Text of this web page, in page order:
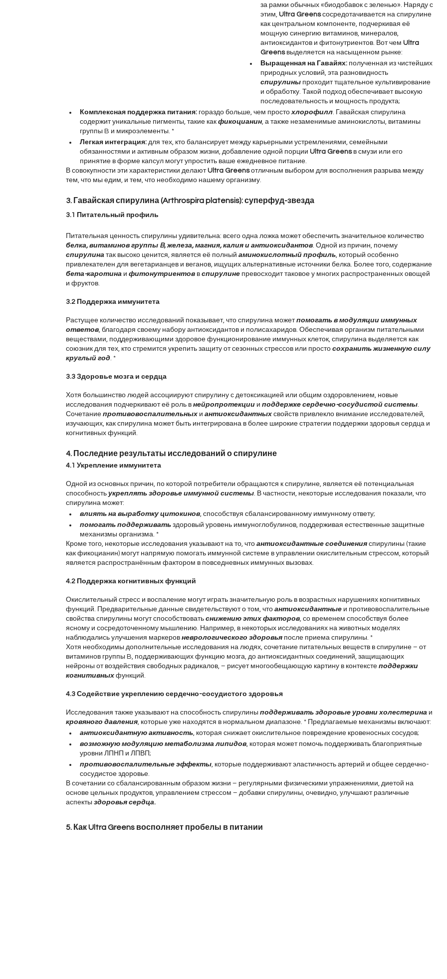
за рамки обычных «биодобавок с зеленью». Наряду с
этим, Ultra Greens сосредотачивается на спирулине
как центральном компоненте, подчеркивая её
мощную синергию витаминов, минералов,
антиоксидантов и фитонутриентов. Вот чем Ultra
Greens выделяется на насыщенном рынке:
Выращенная на Гавайях: полученная из чистейших
природных условий, эта разновидность
спирулины проходит тщательное культивирование
и обработку. Такой подход обеспечивает высокую
последовательность и мощность продукта;
Комплексная поддержка питания: гораздо больше, чем просто хлорофилл. Гавайская спирулина
содержит уникальные пигменты, такие как фикоцианин, а также незаменимые аминокислоты, витамины
группы B и микроэлементы. *
Легкая интеграция: для тех, кто балансирует между карьерными устремлениями, семейными
обязанностями и активным образом жизни, добавление одной порции Ultra Greens в смузи или его
принятие в форме капсул могут упростить ваше ежедневное питание.
В совокупности эти характеристики делают Ultra Greens отличным выбором для восполнения разрыва между
тем, что мы едим, и тем, что необходимо нашему организму.
3. Гавайская спирулина (Arthrospira platensis): суперфуд-звезда
3.1 Питательный профиль
Питательная ценность спирулины удивительна: всего одна ложка может обеспечить значительное количество
белка, витаминов группы B, железа, магния, калия и антиоксидантов. Одной из причин, почему
спирулина так высоко ценится, является её полный аминокислотный профиль, который особенно
привлекателен для вегетарианцев и веганов, ищущих альтернативные источники белка. Более того, содержание
бета-каротина и фитонутриентов в спирулине превосходит таковое у многих распространенных овощей
и фруктов.
3.2 Поддержка иммунитета
Растущее количество исследований показывает, что спирулина может помогать в модуляции иммунных
ответов, благодаря своему набору антиоксидантов и полисахаридов. Обеспечивая организм питательными
веществами, поддерживающими здоровое функционирование иммунных клеток, спирулина выделяется как
союзник для тех, кто стремится укрепить защиту от сезонных стрессов или просто сохранить жизненную силу
круглый год. *
3.3 Здоровье мозга и сердца
Хотя большинство людей ассоциируют спирулину с детоксикацией или общим оздоровлением, новые
исследования подчеркивают её роль в нейропротекции и поддержке сердечно-сосудистой системы.
Сочетание противовоспалительных и антиоксидантных свойств привлекло внимание исследователей,
изучающих, как спирулина может быть интегрирована в более широкие стратегии поддержки здоровья сердца и
когнитивных функций.
4. Последние результаты исследований о спирулине
4.1 Укрепление иммунитета
Одной из основных причин, по которой потребители обращаются к спирулине, является её потенциальная
способность укреплять здоровье иммунной системы. В частности, некоторые исследования показали, что
спирулина может:
влиять на выработку цитокинов, способствуя сбалансированному иммунному ответу;
помогать поддерживать здоровый уровень иммуноглобулинов, поддерживая естественные защитные
механизмы организма. *
Кроме того, некоторые исследования указывают на то, что антиоксидантные соединения спирулины (такие
как фикоцианин) могут напрямую помогать иммунной системе в управлении окислительным стрессом, который
является распространённым фактором в повседневных иммунных вызовах.
4.2 Поддержка когнитивных функций
Окислительный стресс и воспаление могут играть значительную роль в возрастных нарушениях когнитивных
функций. Предварительные данные свидетельствуют о том, что антиоксидантные и противовоспалительные
свойства спирулины могут способствовать снижению этих факторов, со временем способствуя более
ясному и сосредоточенному мышлению. Например, в некоторых исследованиях на животных моделях
наблюдались улучшения маркеров неврологического здоровья после приема спирулины. *
Хотя необходимы дополнительные исследования на людях, сочетание питательных веществ в спирулине – от
витаминов группы B, поддерживающих функцию мозга, до антиоксидантных соединений, защищающих
нейроны от воздействия свободных радикалов, – рисует многообещающую картину в контексте поддержки
когнитивных функций.
4.3 Содействие укреплению сердечно-сосудистого здоровья
Исследования также указывают на способность спирулины поддерживать здоровые уровни холестерина и
кровяного давления, которые уже находятся в нормальном диапазоне. * Предлагаемые механизмы включают:
антиоксидантную активность, которая снижает окислительное повреждение кровеносных сосудов;
возможную модуляцию метаболизма липидов, которая может помочь поддерживать благоприятные
уровни ЛПНП и ЛПВП;
противовоспалительные эффекты, которые поддерживают эластичность артерий и общее сердечно-
сосудистое здоровье.
В сочетании со сбалансированным образом жизни – регулярными физическими упражнениями, диетой на
основе цельных продуктов, управлением стрессом – добавки спирулины, очевидно, улучшают различные
аспекты здоровья сердца.
5. Как Ultra Greens восполняет пробелы в питании